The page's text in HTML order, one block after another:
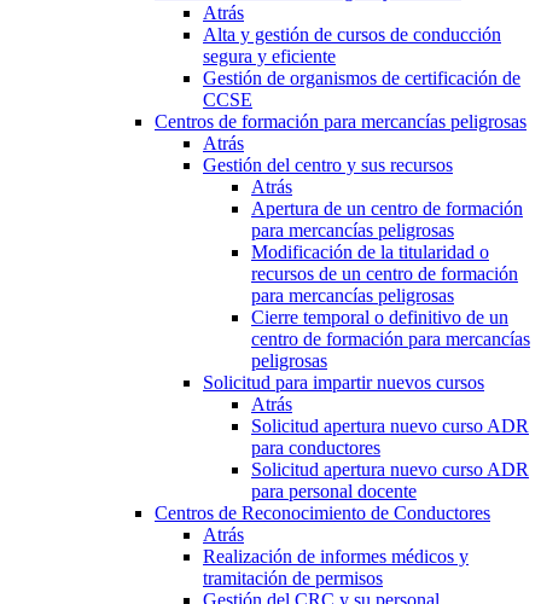
Atrás
Alta y gestión de cursos de conducción
segura y eficiente
Gestión de organismos de certificación de
CCSE
Centros de formación para mercancías peligrosas
Atrás
Gestión del centro y sus recursos
Atrás
Apertura de un centro de formación
para mercancías peligrosas
Modificación de la titularidad o
recursos de un centro de formación
para mercancías peligrosas
Cierre temporal o definitivo de un
centro de formación para mercancías
peligrosas
Solicitud para impartir nuevos cursos
Atrás
Solicitud apertura nuevo curso ADR
para conductores
Solicitud apertura nuevo curso ADR
para personal docente
Centros de Reconocimiento de Conductores
Atrás
Realización de informes médicos y
tramitación de permisos